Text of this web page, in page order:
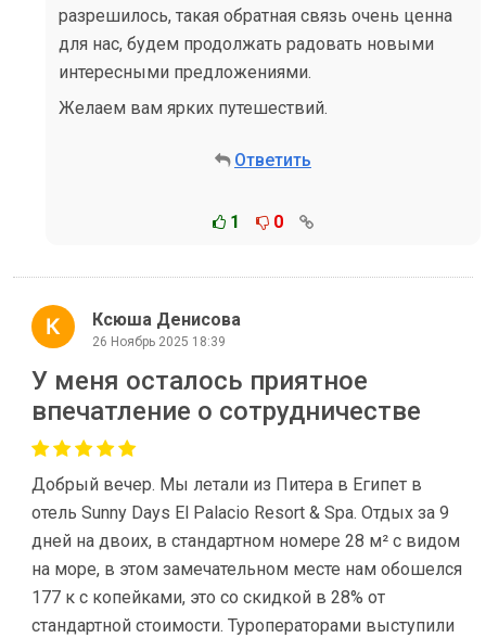
разрешилось, такая обратная связь очень ценна
для нас, будем продолжать радовать новыми
интересными предложениями.
Желаем вам ярких путешествий.
Ответить
1 0
Ксюша Денисова
26 Ноябрь 2025 18:39
У меня осталось приятное
впечатление о сотрудничестве
Добрый вечер. Мы летали из Питера в Египет в
отель Sunny Days El Palacio Resort & Spa. Отдых за 9
дней на двоих, в стандартном номере 28 м² с видом
на море, в этом замечательном месте нам обошелся
177 к с копейками, это со скидкой в 28% от
стандартной стоимости. Туроператорами выступили